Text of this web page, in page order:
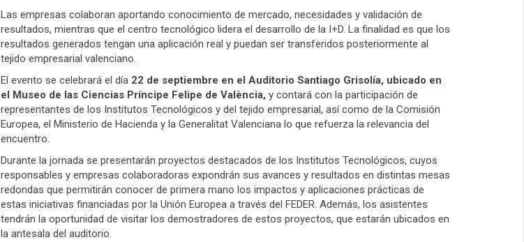
Las empresas colaboran aportando conocimiento de mercado, necesidades y validación de
resultados, mientras que el centro tecnológico lidera el desarrollo de la I+D. La finalidad es que los
resultados generados tengan una aplicación real y puedan ser transferidos posteriormente al
tejido empresarial valenciano.
El evento se celebrará el día 22 de septiembre en el Auditorio Santiago Grisolía, ubicado en
el Museo de las Ciencias Príncipe Felipe de València, y contará con la participación de
representantes de los Institutos Tecnológicos y del tejido empresarial, así como de la Comisión
Europea, el Ministerio de Hacienda y la Generalitat Valenciana lo que refuerza la relevancia del
encuentro.
Durante la jornada se presentarán proyectos destacados de los Institutos Tecnológicos, cuyos
responsables y empresas colaboradoras expondrán sus avances y resultados en distintas mesas
redondas que permitirán conocer de primera mano los impactos y aplicaciones prácticas de
estas iniciativas financiadas por la Unión Europea a través del FEDER. Además, los asistentes
tendrán la oportunidad de visitar los demostradores de estos proyectos, que estarán ubicados en
la antesala del auditorio.